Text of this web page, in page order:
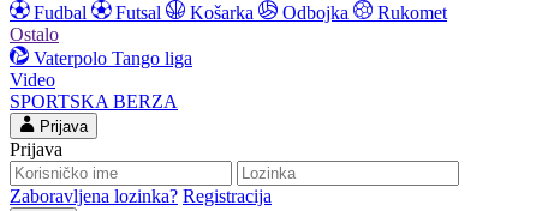
Fudbal
Futsal Košarka Odbojka
Rukomet
Ostalo
Vaterpolo Tango liga
Video
SPORTSKA BERZA
Prijava
Prijava
Zaboravljena lozinka? Registracija